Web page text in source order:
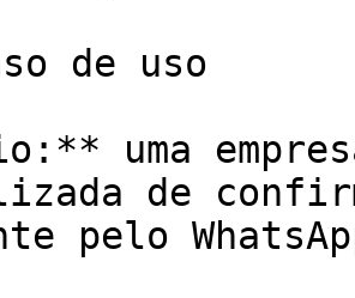
de uso
uma
de
pelo